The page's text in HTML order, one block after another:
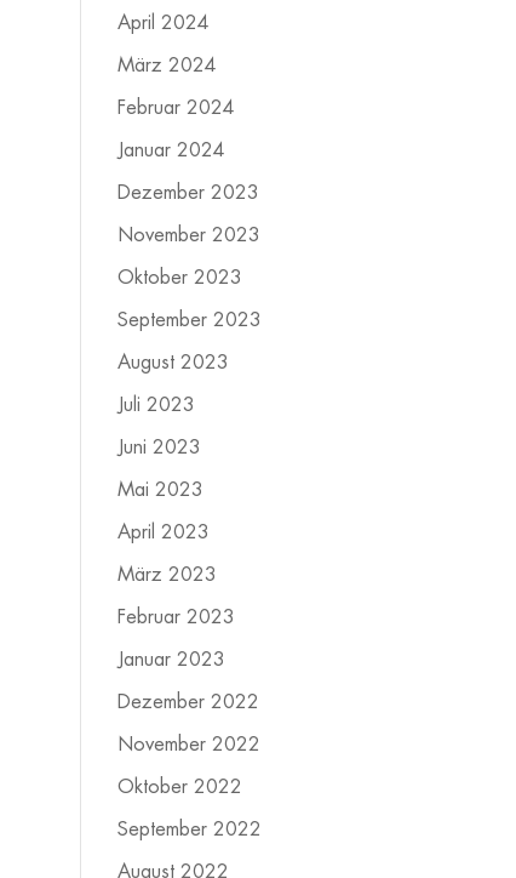
April 2024
März 2024
Februar 2024
Januar 2024
Dezember 2023
November 2023
Oktober 2023
September 2023
August 2023
Juli 2023
Juni 2023
Mai 2023
April 2023
März 2023
Februar 2023
Januar 2023
Dezember 2022
November 2022
Oktober 2022
September 2022
August 2022